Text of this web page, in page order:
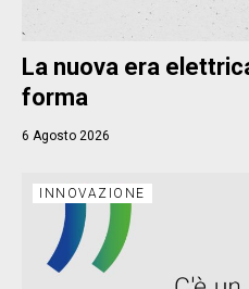
La nuova era
forma
6 Agosto 2026
INNOVAZIONE